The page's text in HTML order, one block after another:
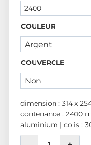
COULEUR
COUVERCLE
dimension : 314 x
contenance : 2400
aluminium | colis :